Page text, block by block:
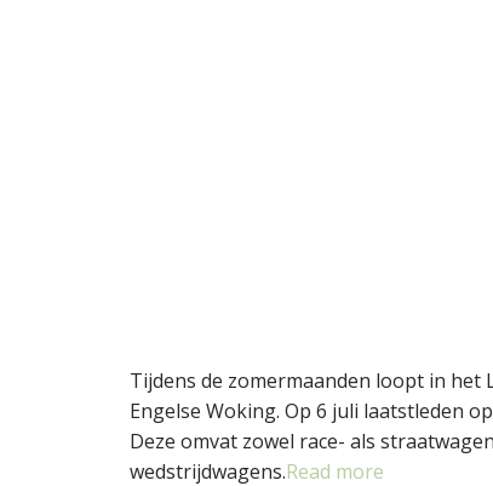
Tijdens de zomermaanden loopt in
Engelse Woking. Op 6 juli laatstleden
Deze omvat zowel race- als
wedstrijdwagens.Read more